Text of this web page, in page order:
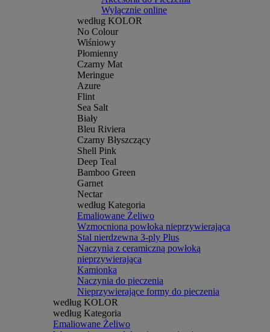
Wyłącznie online
według KOLOR
No Colour
Wiśniowy
Płomienny
Czarny Mat
Meringue
Azure
Flint
Sea Salt
Biały
Bleu Riviera
Czarny Błyszczący
Shell Pink
Deep Teal
Bamboo Green
Garnet
Nectar
według Kategoria
Emaliowane Żeliwo
Wzmocniona powłoka nieprzywierająca
Stal nierdzewna 3-ply Plus
Naczynia z ceramiczną powłoką
nieprzywierająca
Kamionka
Naczynia do pieczenia
Nieprzywierające formy do pieczenia
według KOLOR
według Kategoria
Emaliowane Żeliwo